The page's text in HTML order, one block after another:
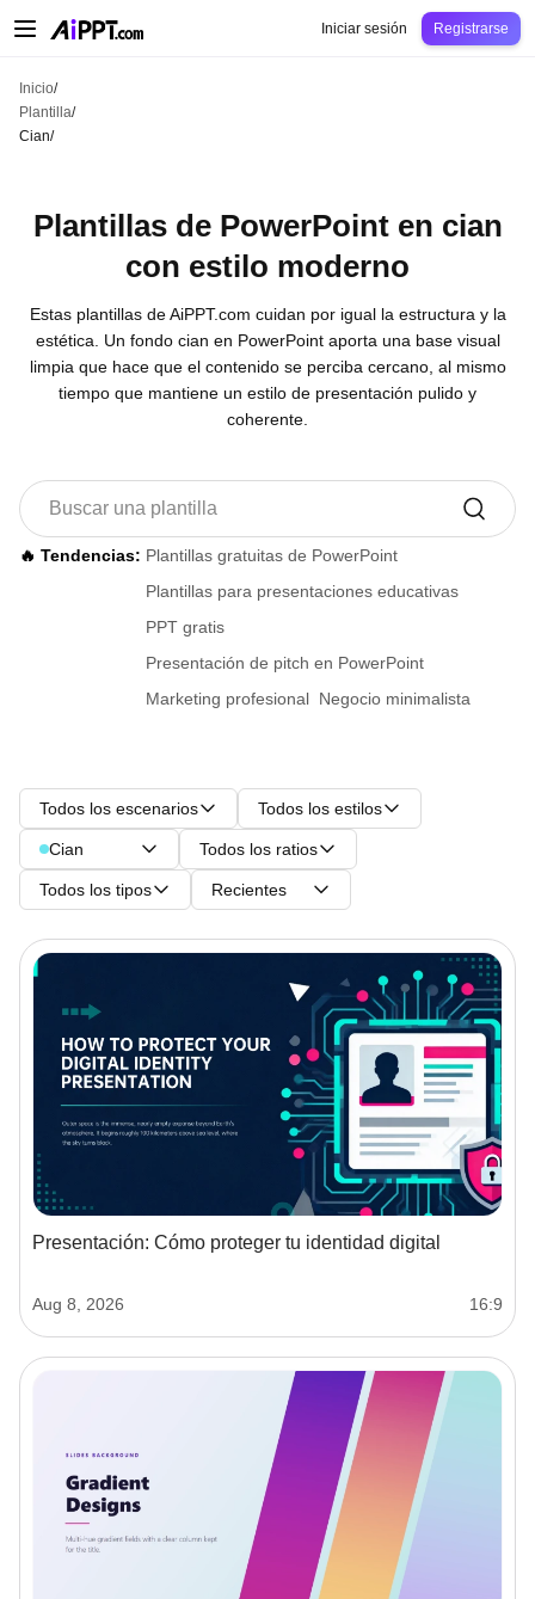
EducaciónDocente
Iniciar sesión Registrarse
Inicio/
Plantilla/
Cian/
Plantillas de PowerPoint en cian
con estilo moderno
Estas plantillas de AiPPT.com cuidan por igual la estructura y la
estética. Un fondo cian en PowerPoint aporta una base visual
limpia que hace que el contenido se perciba cercano, al mismo
tiempo que mantiene un estilo de presentación pulido y
coherente.
🔥 Tendencias: Plantillas gratuitas de PowerPoint
Plantillas para presentaciones educativas
PPT gratis
Presentación de pitch en PowerPoint
Marketing profesional Negocio minimalista
Todos los escenarios Todos los estilos
Cian Todos los ratios
Todos los tipos Recientes
Presentación: Cómo proteger tu identidad digital
Aug 8, 2026 16:9